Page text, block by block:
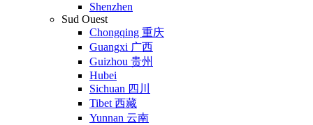
Shenzhen
Sud Ouest
Chongqing 重庆
Guangxi 广西
Guizhou 贵州
Hubei
Sichuan 四川
Tibet 西藏
Yunnan 云南